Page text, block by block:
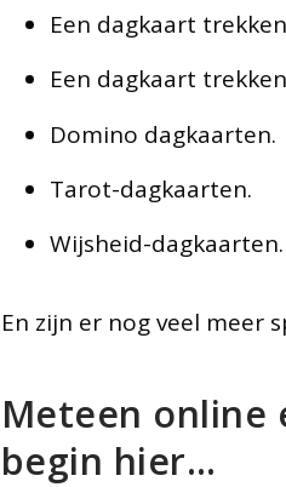
Een dagkaart
Een dagkaart
Domino dagkaarten.
Tarot-dagkaarten.
Wijsheid-dagkaarten.
En zijn er nog veel meer
Meteen online
begin hier…